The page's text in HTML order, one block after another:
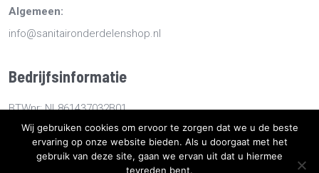
Algemeen:
info@sanitaironderdelenshop.nl
Bedrijfsinformatie
BTWnr: NL861437032B01
KvKnr: 78527112
Wij gebruiken cookies om ervoor te zorgen dat we u de beste
ervaring op onze website bieden. Als u doorgaat met het
gebruik van deze site, gaan we ervan uit dat u hiermee
tevreden bent.